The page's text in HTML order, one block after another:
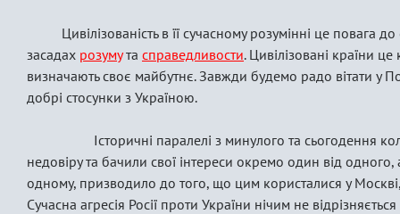
Цивілізованість в її сучасному розумінні це повага
засадах розумута справедливости. Цивілізовані країни
визначають своє майбутнє. Завжди будемо радо вітати у
добрі стосунки з Україною.
Історичні паралелі з минулого та сьогодення
недовіру та бачили свої інтереси окремо один від
одному, призводило до того, що цим користалися у Москві,
Сучасна агресія Росії проти України нічим не